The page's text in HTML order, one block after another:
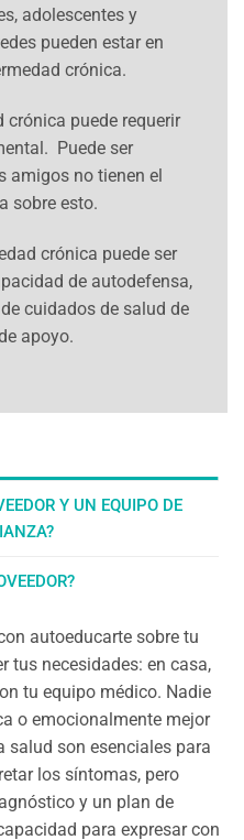
adolescentes y
pueden estar en
crónica.
crónica puede requerir
Puede ser
amigos no tienen el
sobre esto.
crónica puede ser
de autodefensa,
cuidados de salud de
apoyo.
Y UN EQUIPO DE
autoeducarte sobre tu
tus necesidades: en casa,
tu equipo médico. Nadie
o emocionalmente mejor
salud son esenciales para
los síntomas, pero
y un plan de
para expresar con